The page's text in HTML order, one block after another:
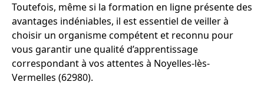
Toutefois, même si la formation en ligne présente des
avantages indéniables, il est essentiel de veiller à
choisir un organisme compétent et reconnu pour
vous garantir une qualité d’apprentissage
correspondant à vos attentes à Noyelles-lès-
Vermelles (62980).